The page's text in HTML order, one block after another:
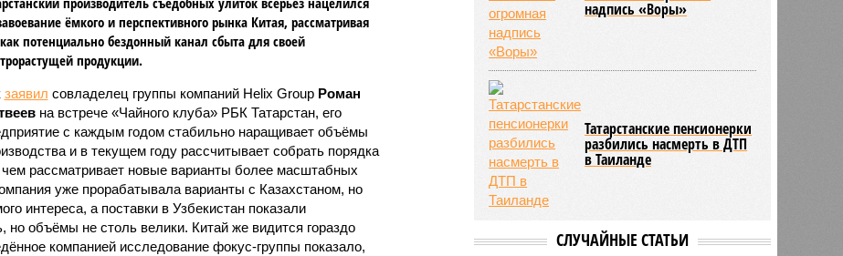
ёмкого и перспективного рынка Китая, рассматривая
потенциально бездонный канал сбыта для своей
продукции.
заявил совладелец группы компаний Helix Group Роман
на встрече «Чайного клуба» РБК Татарстан, его
с каждым годом стабильно наращивает объёмы
и в текущем году рассчитывает собрать порядка
чем рассматривает новые варианты более масштабных
уже прорабатывала варианты с Казахстаном, но
интереса, а поставки в Узбекистан показали
но объёмы не столь велики. Китай же видится гораздо
компанией исследование фокус-группы показало,
надпись «Воры»
Татарстанские пенсионерки
разбились насмерть в ДТП
в Таиланде
СЛУЧАЙНЫЕ СТАТЬИ